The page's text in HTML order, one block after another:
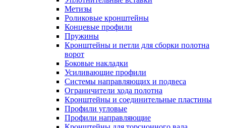
Метизы
Роликовые кронштейны
Концевые профили
Пружины
Кронштейны и петли для сборки полотна
ворот
Боковые накладки
Усиливающие профили
Системы направляющих и подвеса
Ограничители хода полотна
Кронштейны и соединительные пластины
Профили угловые
Профили направляющие